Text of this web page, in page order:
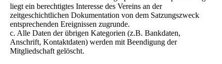
liegt ein berechtigtes Interesse des Vereins an der
zeitgeschichtlichen Dokumentation von dem Satzungszweck
entsprechenden Ereignissen zugrunde.
c. Alle Daten der übrigen Kategorien (z.B. Bankdaten,
Anschrift, Kontaktdaten) werden mit Beendigung der
Mitgliedschaft gelöscht.